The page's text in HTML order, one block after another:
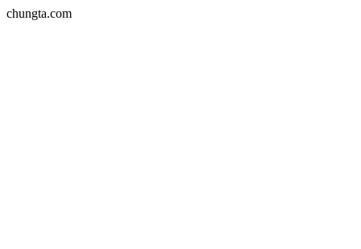
chungta.com